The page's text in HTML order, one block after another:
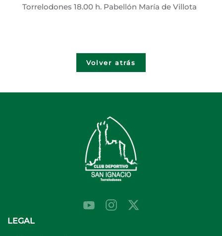
Torrelodones 18.00 h. Pabellón María de Villota
Volver atrás
LEGAL